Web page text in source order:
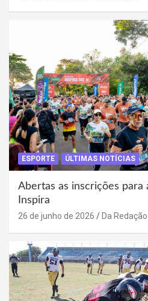
ESPORTE ÚLTIMAS NOTÍCIAS
Abertas as inscrições para
Inspira
26 de junho de 2026 Da Redação